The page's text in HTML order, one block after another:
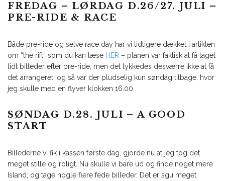
FREDAG – LØRDAG D.26/27. JULI –
PRE-RIDE & RACE
Både pre-ride og selve race day har vi tidligere dækket i artiklen
om “the rift” som du kan læse HER – planen var faktisk at få taget
lidt billeder efter pre-ride, men det lykkedes desværre ikke at få
det arrangeret, og så var der pludselig kun søndag tilbage, hvor
jeg skulle med en flyver klokken 16.00.
SØNDAG D.28. JULI – A GOOD
START
Billederne vi fik i kassen første dag, gjorde nu at jeg tog det
meget stille og roligt. Nu skulle vi bare ud og finde noget mere
Island, og tage nogle flere fede billeder. Det er sgu meget